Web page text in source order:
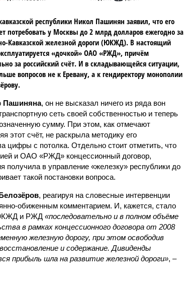
республики Никол Пашинян заявил, что его
потребовать у Москвы до 2 млрд долларов ежегодно за
Кавказской железной дороги (ЮКЖД). В настоящий
«дочкой» ОАО «РЖД», причём
за российский счёт. И в складывающейся ситуации,
вопросов не к Еревану, а к гендиректору монополии
Пашиняна, он не высказал ничего из ряда вон
сеть своей собственностью и теперь
сумму. При этом, как отмечают
этот счёт, не раскрыла методику его
цифры с потолка. Отдельно стоит отметить, что
и ОАО «РЖД» концессионный договор,
получила в управление «железку» республики до
такой постановки вопроса.
, реагируя на словесные интервенции
обиженным комментарием. И, кажется, стало
ЮКЖД и РЖД «последовательно и в полном объёме
в рамках концессионного договора от 2008
железную дорогу, при этом освободив
и содержание. Дивиденды
прибыль шла на развитие железной дороги», –